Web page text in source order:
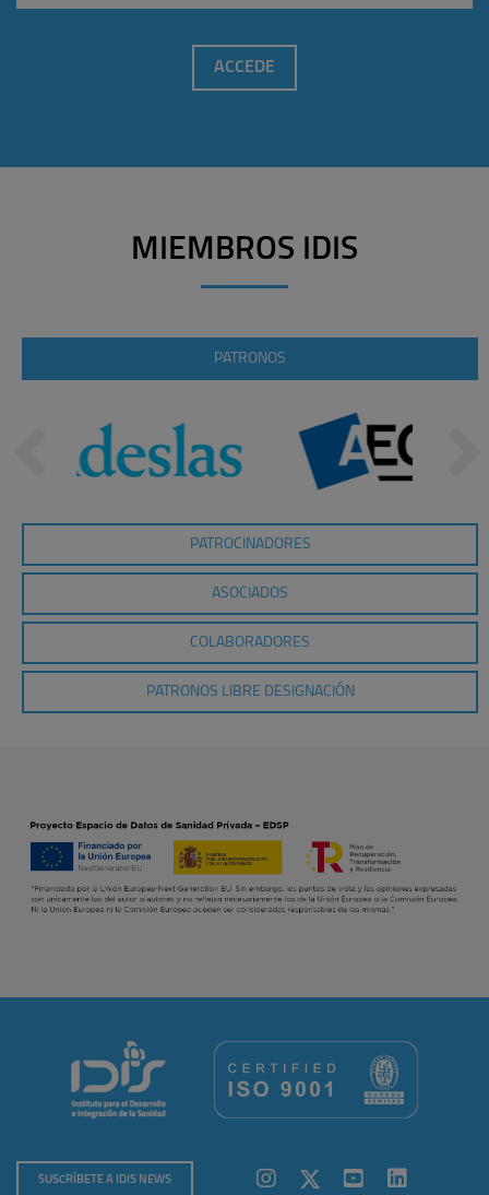
ACCEDE
MIEMBROS IDIS
PATRONOS
PATROCINADORES
ASOCIADOS
COLABORADORES
PATRONOS LIBRE DESIGNACIÓN
SUSCRÍBETE A IDIS NEWS